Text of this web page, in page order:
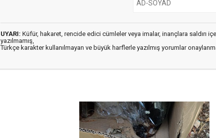
UYARI: Küfür, hakaret, rencide edici cümleler veya imalar, inançlara saldırı
yazılmamış,
Türkçe karakter kullanılmayan ve büyük harflerle yazılmış yorumlar